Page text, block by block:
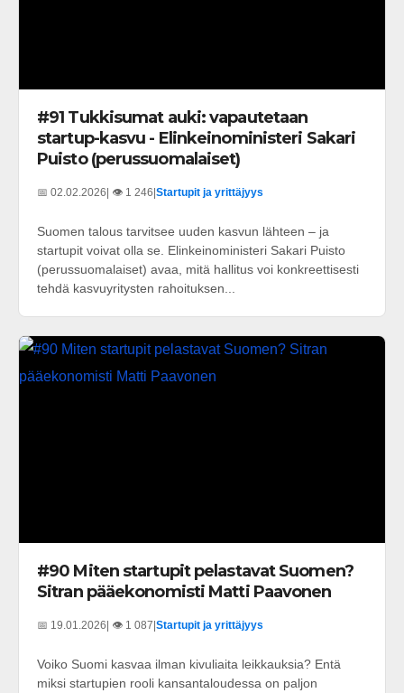
#91 Tukkisumat auki: vapautetaan
startup-kasvu - Elinkeinoministeri Sakari
Puisto (perussuomalaiset)
📅 02.02.2026 | 👁️ 1 246 Startupit ja yrittäjyys
Suomen talous tarvitsee uuden kasvun lähteen – ja
startupit voivat olla se. Elinkeinoministeri Sakari Puisto
(perussuomalaiset) avaa, mitä hallitus voi konkreettisesti
tehdä kasvuyritysten rahoituksen...
#90 Miten startupit pelastavat Suomen?
Sitran pääekonomisti Matti Paavonen
📅 19.01.2026| 👁️ 1 087|Startupit ja yrittäjyys
Voiko Suomi kasvaa ilman kivuliaita leikkauksia? Entä
miksi startupien rooli kansantaloudessa on paljon